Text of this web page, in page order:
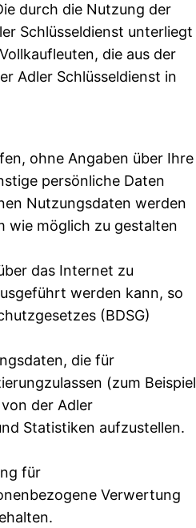
durch die Nutzung der
Schlüsseldienst unterliegt
die aus der
Adler Schlüsseldienst in
ohne Angaben über Ihre
persönliche Daten
Nutzungsdaten werden
wie möglich zu gestalten
das Internet zu
werden kann, so
(BDSG)
die für
(zum Beispiel
der Adler
Statistiken aufzustellen.
für
Verwertung